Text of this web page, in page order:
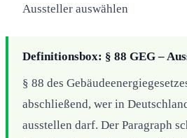
Aussteller auswählen
Definitionsbox: § 88 GEG –
§ 88 des
abschließend, wer in
ausstellen darf. Der Paragraph